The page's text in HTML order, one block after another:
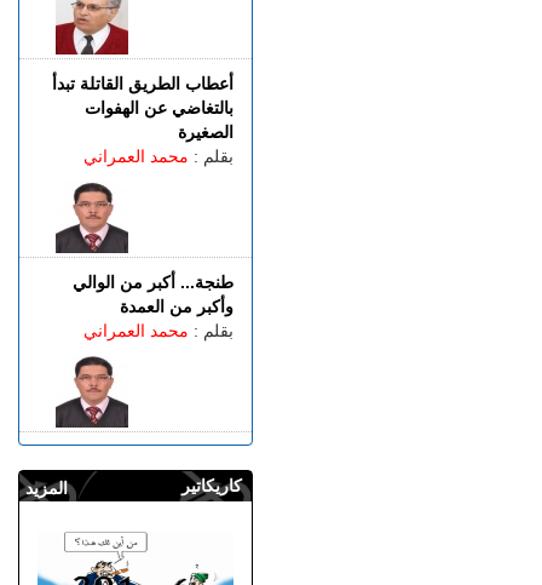
أعطاب الطريق القاتلة تبدأ
بالتغاضي عن الهفوات
الصغيرة
بقلم : محمد العمراني
طنجة... أكبر من الوالي
وأكبر من العمدة
بقلم : محمد العمراني
المزيد كاريكاتير